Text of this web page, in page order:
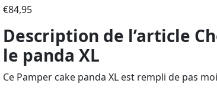
€84,95
Description de l’article
le panda XL
Ce Pamper cake panda XL est rempli de pas